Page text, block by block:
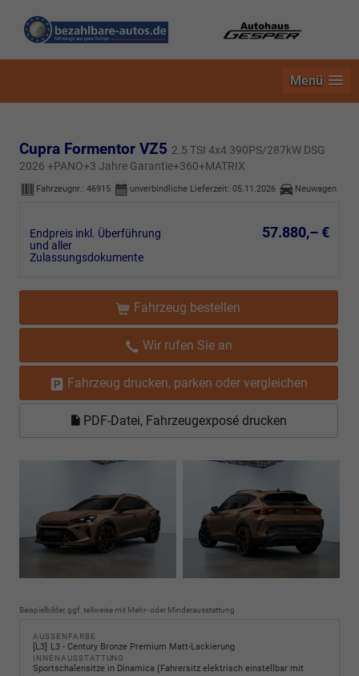
Menü
Cupra Formentor VZ5 2.5 TSI 4x4 390PS/287kW DSG
2026 +PANO+3 Jahre Garantie+360+MATRIX
Fahrzeugnr.: 46915 unverbindliche Lieferzeit: 05.11.2026 Neuwagen
Endpreis inkl. Überführung
und aller
Zulassungsdokumente
57.880,– €
Fahrzeug bestellen
Wir rufen Sie an
Fahrzeug drucken, parken oder vergleichen
PDF-Datei, Fahrzeugexposé drucken
Beispielbilder, ggf. teilweise mit Mehr- oder Minderausstattung
AUSSENFARBE
L3 L3 - Century Bronze Premium Matt-Lackierung
INNENAUSSTATTUNG
Sportschalensitze in Dinamica (Fahrersitz elektrisch einstellbar mit